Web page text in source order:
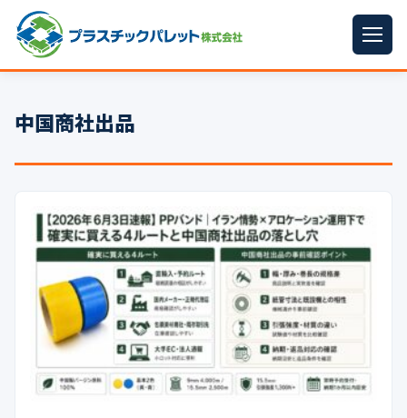
パレットサイズ
プラパレット ▼
コンテナ
中古パレット
再生原料
梱包資材
イラン情勢まとめ
中国商社出品